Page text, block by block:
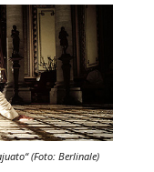
(Foto: Berlinale)